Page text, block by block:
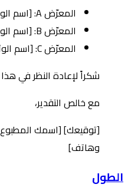
المعرّض A: [اسم الوثيقة وتاريخها]
المعرّض B: [اسم الوثيقة وتاريخها]
المعرّض C: [اسم الوثيقة وتاريخها]
شكراً لإعادة النظر في
مع خالص التقدير،
[توقيعك] [اسمك المطبوع]
وهاتف]
الطول